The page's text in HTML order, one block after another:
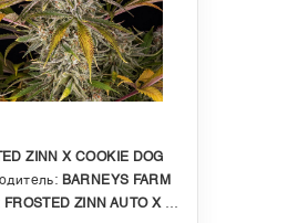
ZINN X COOKIE DOG
BARNEYS FARM
FROSTED ZINN AUTO X COOKIE DOG AUTO